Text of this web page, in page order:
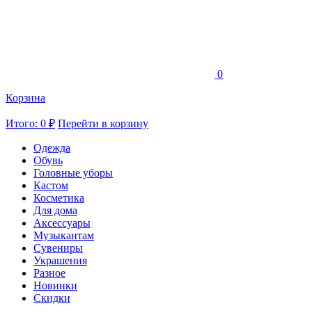
0
Корзина
Итого: 0 ₽ Перейти в корзину
Одежда
Обувь
Головные уборы
Кастом
Косметика
Для дома
Аксессуары
Музыкантам
Сувениры
Украшения
Разное
Новинки
Скидки